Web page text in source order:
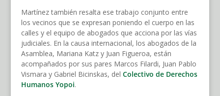
Martínez también resalta ese trabajo conjunto entre
los vecinos que se expresan poniendo el cuerpo en las
calles y el equipo de abogados que acciona por las vías
judiciales. En la causa internacional, los abogados de la
Asamblea, Mariana Katz y Juan Figueroa, están
acompañados por sus pares Marcos Filardi, Juan Pablo
Vismara y Gabriel Bicinskas, del Colectivo de Derechos
Humanos Yopoi.